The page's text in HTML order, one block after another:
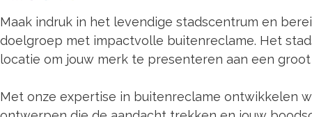
Maak indruk in het levendige stadscentrum en
doelgroep met impactvolle buitenreclame. Het
locatie om jouw merk te presenteren aan een
Met onze expertise in buitenreclame ontwikkelen